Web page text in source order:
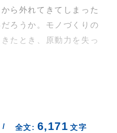
ら外れてきてしまった
ろうか。モノづくりの
たとき、原動力を失っ
/ 全文: 6,171 文字